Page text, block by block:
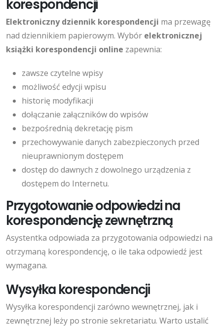
korespondencji
Elektroniczny dziennik korespondencji ma przewagę
nad dziennikiem papierowym. Wybór elektronicznej
książki korespondencji online zapewnia:
zawsze czytelne wpisy
możliwość edycji wpisu
historię modyfikacji
dołączanie załączników do wpisów
bezpośrednią dekretację pism
przechowywanie danych zabezpieczonych przed
nieuprawnionym dostępem
dostęp do dawnych z dowolnego urządzenia z
dostępem do Internetu.
Przygotowanie odpowiedzi na
korespondencję zewnętrzną
Asystentka odpowiada za przygotowania odpowiedzi na
otrzymaną korespondencję, o ile taka odpowiedź jest
wymagana.
Wysyłka korespondencji
Wysyłka korespondencji zarówno wewnętrznej, jak i
zewnętrznej leży po stronie sekretariatu. Warto ustalić